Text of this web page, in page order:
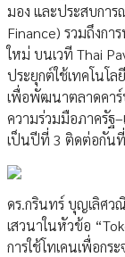
มอง และประสบกา
Finance) รวมถึงก
ใหม่ บนเวที Thai
ประยุกต์ใช้เทคโนโล
เพื่อพัฒนาตลาดคาร์
ความร่วมมือภาครัฐ
เป็นปีที่ 3 ติดต่อกันที่
ดร.กรินทร์ บุญเลิศว
เสวนาในหัวข้อ
การใช้โทเคนเพื่อก